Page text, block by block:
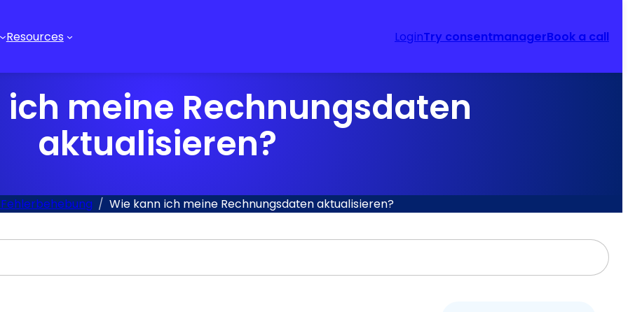
Resources LoginTry consentmanagerBook a call
meine Rechnungsdaten
aktualisieren?
Fehlerbehebung Wie kann ich meine Rechnungsdaten aktualisieren?